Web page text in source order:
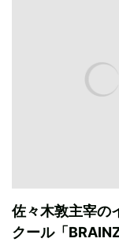
佐々木敦主宰の
クール「